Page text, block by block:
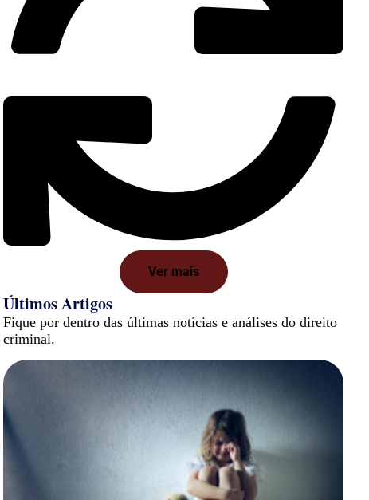
Ver mais
Últimos Artigos
Fique por dentro das últimas notícias e análises do direito
criminal.